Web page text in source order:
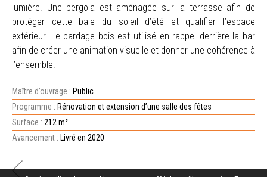
lumière. Une pergola est aménagée sur la terrasse afin de
protéger cette baie du soleil d’été et qualifier l’espace
extérieur. Le bardage bois est utilisé en rappel derrière la bar
afin de créer une animation visuelle et donner une cohérence à
l’ensemble.
Maître d’ouvrage : Public
Programme : Rénovation et extension d’une salle des fêtes
Surface : 212 m²
Avancement : Livré en 2020